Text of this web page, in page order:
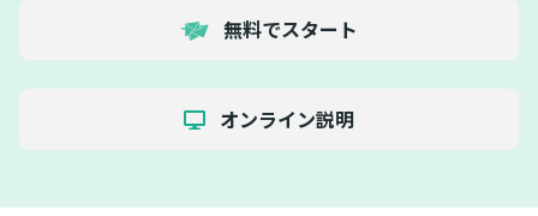
無料でスタート
オンライン説明